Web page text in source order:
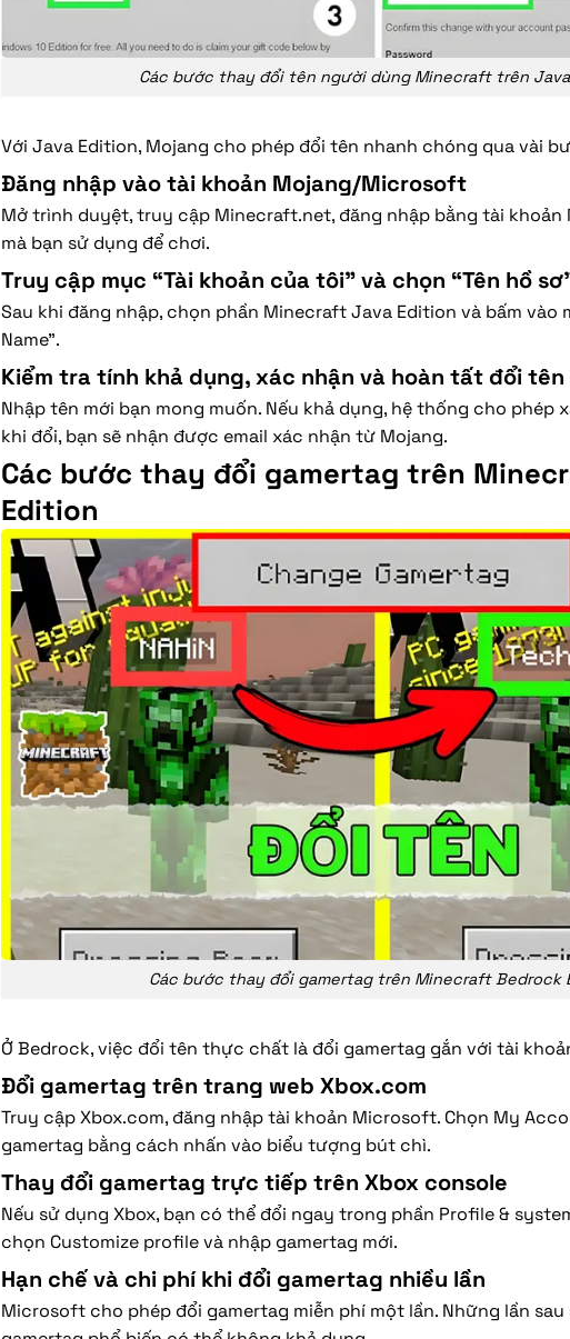
Các bước thay đổi tên người dùng Minecraft trên
Với Java Edition, Mojang cho phép đổi tên nhanh chóng qua vài
Đăng nhập vào tài khoản Mojang/Microsoft
Mở trình duyệt, truy cập Minecraft.net, đăng nhập bằng tài
mà bạn sử dụng để chơi.
Truy cập mục “Tài khoản của tôi” và chọn “Tên hồ
Sau khi đăng nhập, chọn phần Minecraft Java Edition và bấm vào
Name”.
Kiểm tra tính khả dụng, xác nhận và hoàn tất đổi tên
Nhập tên mới bạn mong muốn. Nếu khả dụng, hệ thống cho phép
khi đổi, bạn sẽ nhận được email xác nhận từ Mojang.
Các bước thay đổi gamertag trên
Edition
Các bước thay đổi gamertag trên Minecraft Bedrock
Ở Bedrock, việc đổi tên thực chất là đổi gamertag gắn với tài
Đổi gamertag trên trang web Xbox.com
Truy cập Xbox.com, đăng nhập tài khoản Microsoft. Chọn My
gamertag bằng cách nhấn vào biểu tượng bút chì.
Thay đổi gamertag trực tiếp trên Xbox console
Nếu sử dụng Xbox, bạn có thể đổi ngay trong phần Profile &
chọn Customize profile và nhập gamertag mới.
Hạn chế và chi phí khi đổi gamertag nhiều lần
Microsoft cho phép đổi gamertag miễn phí một lần. Những lần sau